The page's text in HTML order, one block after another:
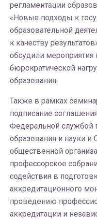
регламентации
«Новые подходы к
образовательной
к качеству
обсудили
бюрократической
образования.
Также в рамках
подписание
Федеральной службой
образования и науки и
общественной
профессорское
содействия в
аккредитационного
проведению
аккредитации и